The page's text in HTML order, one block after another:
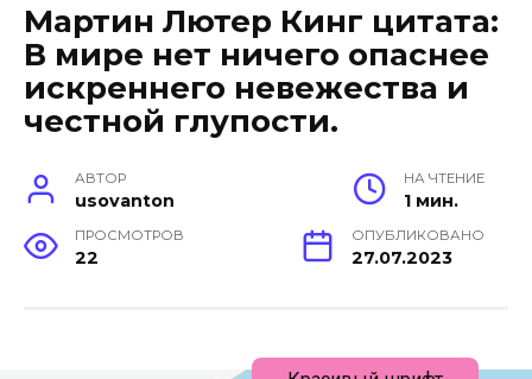
Мартин Лютер Кинг цитата:
В мире нет ничего опаснее
искреннего невежества и
честной глупости.
АВТОР
usovanton
НА ЧТЕНИЕ
1 мин.
ПРОСМОТРОВ
22
ОПУБЛИКОВАНО
27.07.2023